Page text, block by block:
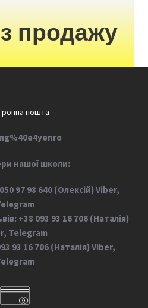
продажу
пошта
нашої школи:
97 98 640 (Олексій) Viber,
+38 093 93 16 706 (Наталія)
Telegram
93 16 706 (Наталія) Viber,